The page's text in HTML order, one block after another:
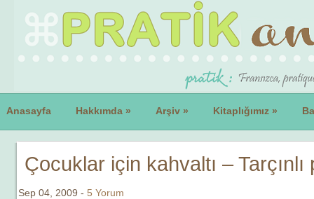
Anasayfa Hakkımda » Arşiv » Kitaplığımız »
Çocuklar için kahvaltı – Tarçınlı
Sep 04, 2009 - 5 Yorum